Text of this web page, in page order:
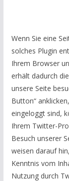
Wenn Sie eine
solches Plugin
Ihrem Browser
erhält dadurch
unsere Seite
Button“
eingeloggt sind,
Ihrem Twitter-
Besuch unserer
weisen darauf
Kenntnis vom
Nutzung durch